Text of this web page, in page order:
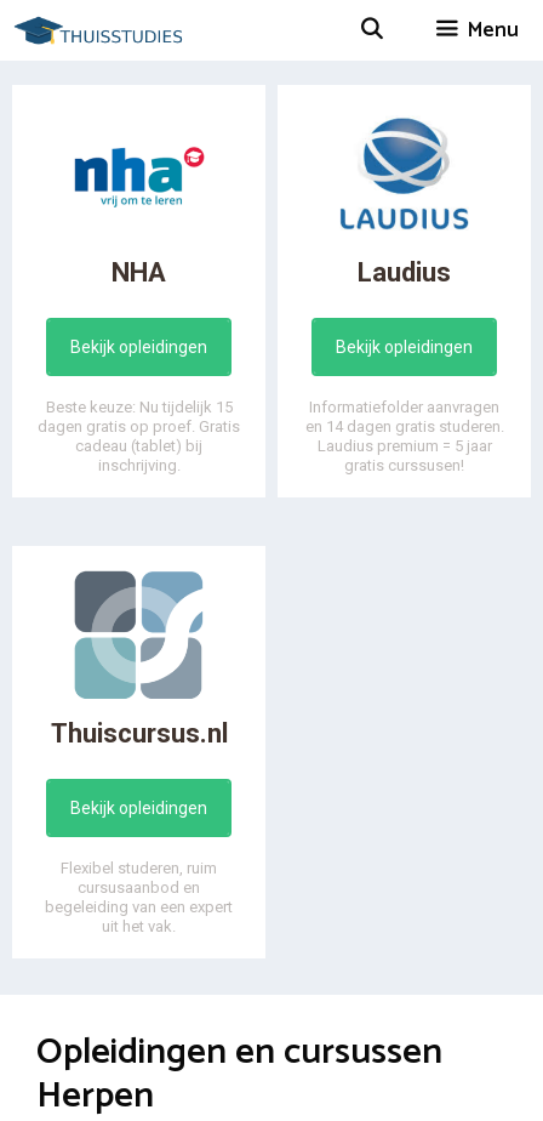
Spring
naar
Menu
NHA
Bekijk opleidingen
Beste keuze: Nu tijdelijk 15
dagen gratis op proef. Gratis
cadeau (tablet) bij
inschrijving.
Laudius
Bekijk opleidingen
Informatiefolder aanvragen
en 14 dagen gratis studeren.
Laudius premium = 5 jaar
gratis curssusen!
Thuiscursus.nl
Bekijk opleidingen
Flexibel studeren, ruim
cursusaanbod en
begeleiding van een expert
uit het vak.
Opleidingen en cursussen
Herpen